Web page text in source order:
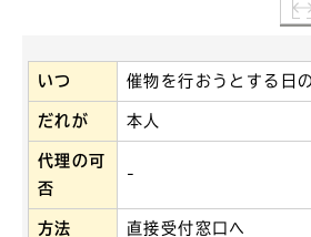
いつ 催物を行おうとする日
だれが 本人
代理の可
否
-
方法 直接受付窓口へ